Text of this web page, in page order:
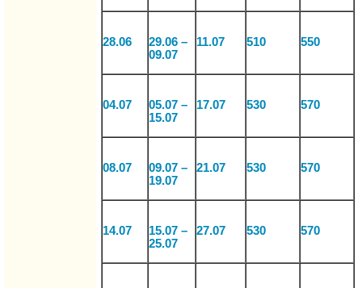
28.06
29.06 –
09.07
11.07 510 550
04.07
05.07 –
15.07
17.07 530 570
08.07
09.07 –
19.07
21.07 530 570
14.07
15.07 –
25.07
27.07 530 570